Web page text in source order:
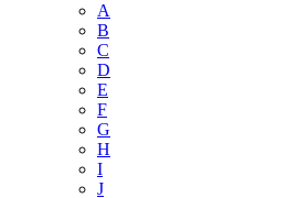
A
B
C
D
E
F
G
H
I
J